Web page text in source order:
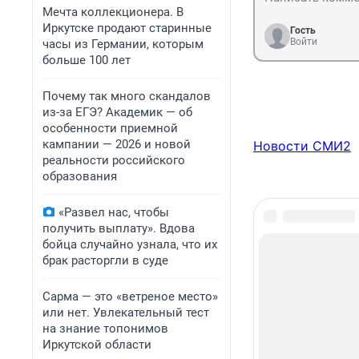
Мечта коллекционера. В
Иркутске продают старинные
часы из Германии, которым
больше 100 лет
Почему так много скандалов
из-за ЕГЭ? Академик — об
особенности приемной
кампании — 2026 и новой
реальности российского
образования
«Развел нас, чтобы
получить выплату». Вдова
бойца случайно узнала, что их
брак расторгли в суде
Сарма — это «ветреное место»
или нет. Увлекательный тест
на знание топонимов
Иркутской области
Гость
Войти
Новости СМИ2